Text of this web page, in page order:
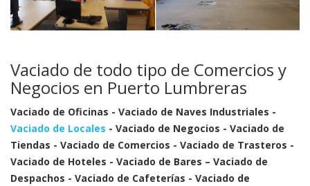
Vaciado de todo tipo de Comercios y
Negocios en Puerto Lumbreras
Vaciado de Oficinas - Vaciado de Naves Industriales -
Vaciado de Locales - Vaciado de Negocios - Vaciado de
Tiendas - Vaciado de Comercios - Vaciado de Trasteros -
Vaciado de Hoteles - Vaciado de Bares – Vaciado de
Despachos - Vaciado de Cafeterías - Vaciado de